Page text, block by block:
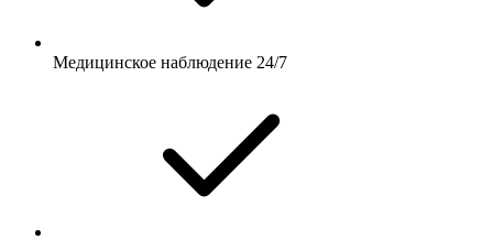
Медицинское наблюдение 24/7